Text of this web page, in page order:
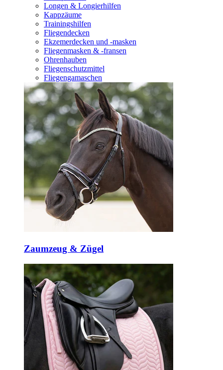
Longen & Longierhilfen
Kappzäume
Trainingshilfen
Fliegendecken
Ekzemerdecken und -masken
Fliegenmasken & -fransen
Ohrenhauben
Fliegenschutzmittel
Fliegengamaschen
Zaumzeug & Zügel